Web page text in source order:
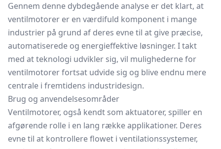
Gennem denne dybdegående analyse er det klart, at
ventilmotorer er en værdifuld komponent i mange
industrier på grund af deres evne til at give præcise,
automatiserede og energieffektive løsninger. I takt
med at teknologi udvikler sig, vil mulighederne for
ventilmotorer fortsat udvide sig og blive endnu mere
centrale i fremtidens industridesign.
Brug og anvendelsesområder
Ventilmotorer, også kendt som aktuatorer, spiller en
afgørende rolle i en lang række applikationer. Deres
evne til at kontrollere flowet i ventilationssystemer,